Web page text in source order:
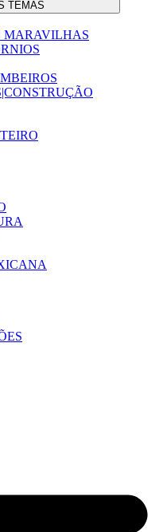
TEMAS
MARAVILHAS